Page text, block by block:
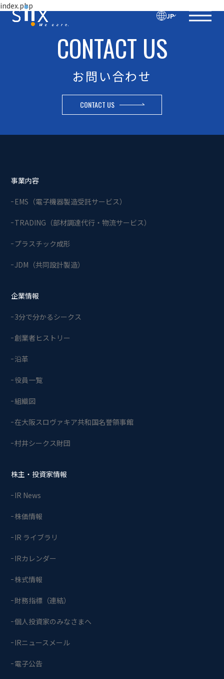
JP
index.php
CONTACT US
お問い合わせ
CONTACT US
事業内容
EMS（電子機器製造受託サービス）
TRADING（部材調達代行・物流サービス）
プラスチック成形
JDM（共同設計製造）
企業情報
3分で分かるシークス
創業者ヒストリー
沿革
役員一覧
組織図
在大阪スロヴァキア共和国名誉領事館
村井シークス財団
株主・投資家情報
IR News
株価情報
IR ライブラリ
IRカレンダー
株式情報
財務指標（連結）
個人投資家のみなさまへ
IRニュースメール
電子公告